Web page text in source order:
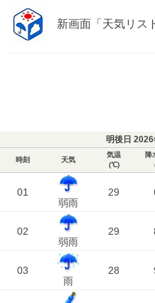
新画面「天気リス
明後日
時刻 天気
気温
(℃)
降
01
弱雨
29
02
弱雨
29
03
雨
28